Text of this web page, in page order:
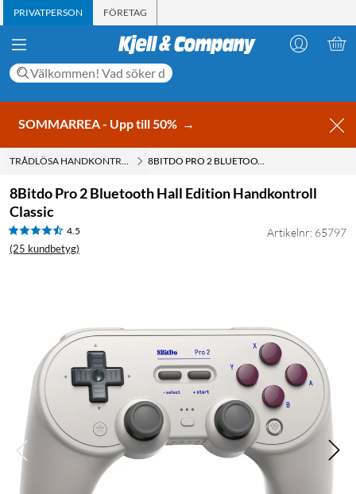
PRIVATPERSON FÖRETAG
SOMMARREA - Upp till 50% →
TRÅDLÖSA HANDKONTROLLER 8BITDO PRO 2 BLUETOOTH HALL EDITION HANDKONTROLL CLASSIC
8Bitdo Pro 2 Bluetooth Hall Edition Handkontroll
Classic
4.5
(25 kundbetyg)
Artikelnr: 65797